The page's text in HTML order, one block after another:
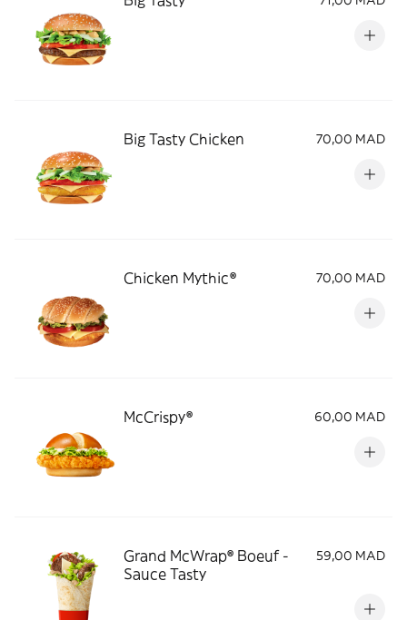
Big Tasty Chicken 70,00 MAD
Chicken Mythic® 70,00 MAD
McCrispy® 60,00 MAD
Grand McWrap® Boeuf -
Sauce Tasty
59,00 MAD